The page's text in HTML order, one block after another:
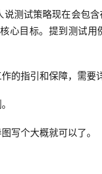
测试策略现在会包
心目标。提到测试用
的指引和保障，需要
写个大概就可以了。